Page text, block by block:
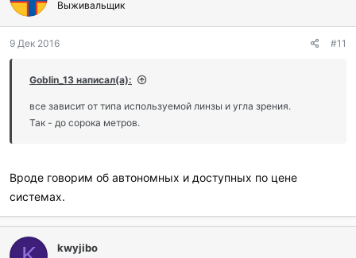
Выживальщик
9 Дек 2016 #11
Goblin_13 написал(а):
все зависит от типа используемой линзы и угла зрения.
Так - до сорока метров.
Вроде говорим об автономных и доступных по цене
системах.
kwyjibo